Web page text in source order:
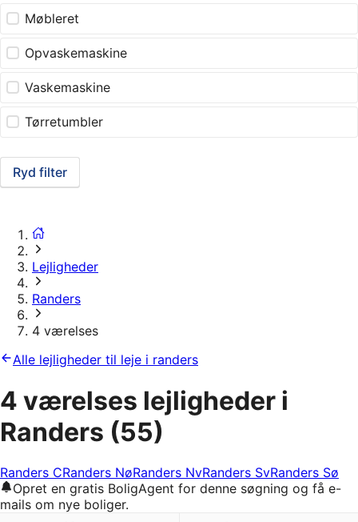
Møbleret
Opvaskemaskine
Vaskemaskine
Tørretumbler
Ryd filter
Lejligheder
Randers
4 værelses
Alle lejligheder til leje i randers
4 værelses lejligheder i
Randers (55)
Randers CRanders NøRanders NvRanders SvRanders Sø
Opret en gratis BoligAgent for denne søgning og få e-
mails om nye boliger.